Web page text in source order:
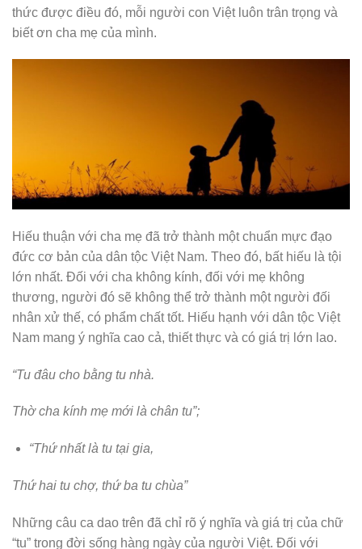
thức được điều đó, mỗi người con Việt luôn trân trọng và
biết ơn cha mẹ của mình.
Hiếu thuận với cha mẹ đã trở thành một chuẩn mực đạo
đức cơ bản của dân tộc Việt Nam. Theo đó, bất hiếu là tội
lớn nhất. Đối với cha không kính, đối với mẹ không
thương, người đó sẽ không thể trở thành một người đối
nhân xử thế, có phẩm chất tốt. Hiếu hạnh với dân tộc Việt
Nam mang ý nghĩa cao cả, thiết thực và có giá trị lớn lao.
“Tu đâu cho bằng tu nhà.
Thờ cha kính mẹ mới là chân tu”;
“Thứ nhất là tu tại gia,
Thứ hai tu chợ, thứ ba tu chùa”
Những câu ca dao trên đã chỉ rõ ý nghĩa và giá trị của chữ
“tu” trong đời sống hàng ngày của người Việt. Đối với